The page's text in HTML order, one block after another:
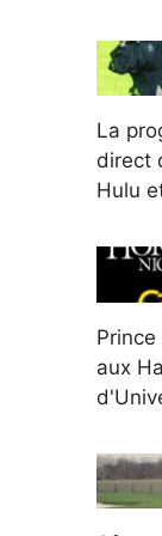
La
direct
Hulu
aux